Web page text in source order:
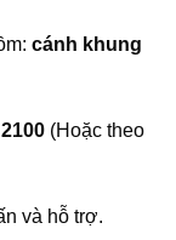
cánh khung
(Hoặc theo
và hỗ trợ.